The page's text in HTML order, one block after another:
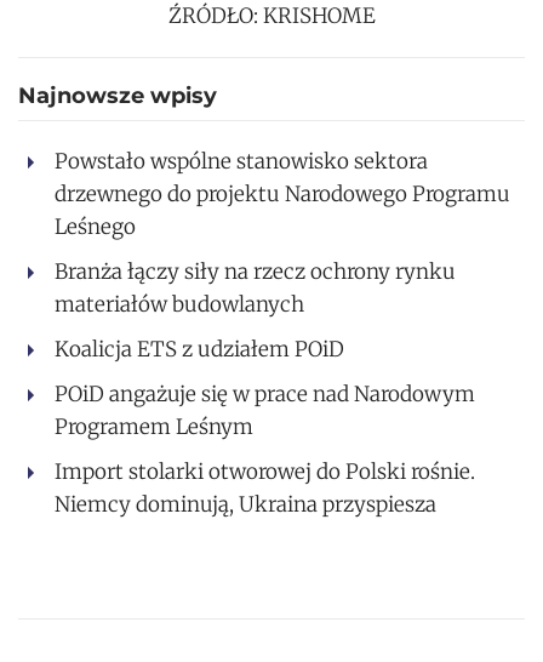
ŹRÓDŁO: KRISHOME
Najnowsze wpisy
Powstało wspólne stanowisko sektora
drzewnego do projektu Narodowego Programu
Leśnego
Branża łączy siły na rzecz ochrony rynku
materiałów budowlanych
Koalicja ETS z udziałem POiD
POiD angażuje się w prace nad Narodowym
Programem Leśnym
Import stolarki otworowej do Polski rośnie.
Niemcy dominują, Ukraina przyspiesza